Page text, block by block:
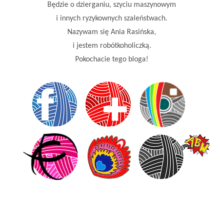
Będzie o dzierganiu, szyciu maszynowym
i innych ryzykownych szaleństwach.
Nazywam się Ania Rasińska,
i jestem robótkoholiczką.
Pokochacie tego bloga!